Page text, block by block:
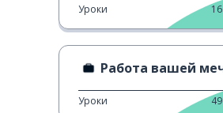
Уроки 16
Работа вашей
Уроки 49